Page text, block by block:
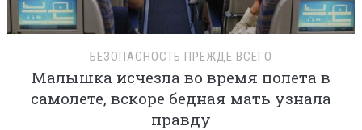
БЕЗОПАСНОСТЬ ПРЕЖДЕ ВСЕГО
Малышка исчезла во время полета в
самолете, вскоре бедная мать узнала
правду